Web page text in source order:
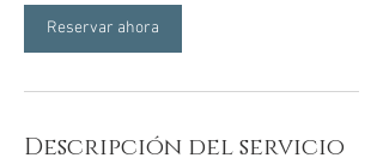
Reservar ahora
Descripción del servicio